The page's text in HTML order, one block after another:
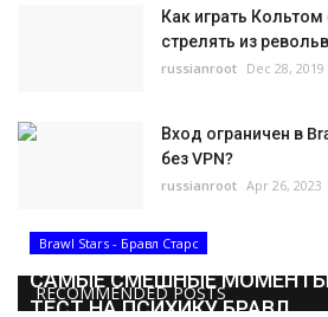
Как играть Кольтом
стрелять из
russianroot Dec 28, 2019
Вход ограничен в
без VPN?
russianroot Apr 26, 2023
RECOMMENDED POSTS
Brawl Stars - Бравл Старс
САМЫЕ СМЕШНЫЕ МОМЕНТЫ
ТЕСТ НА ПСИХИКУ БРАВЛ...